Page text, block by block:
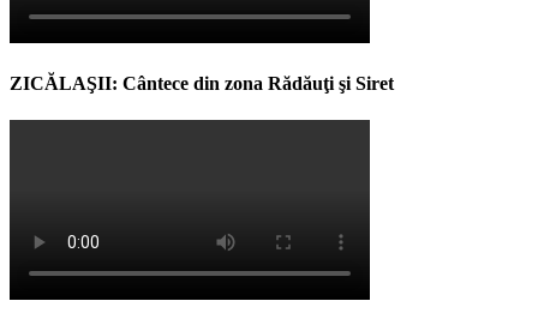
ZICĂLAŞII: Cântece din zona Rădăuţi şi Siret